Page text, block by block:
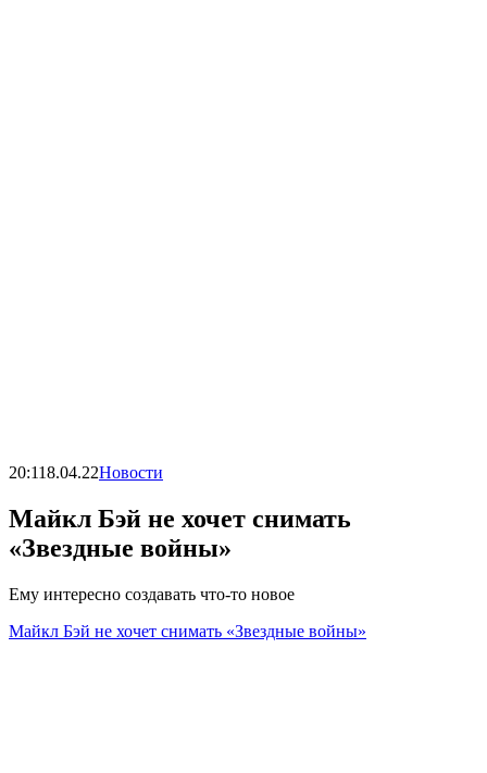
20:118.04.22Новости
Майкл Бэй не хочет снимать
«Звездные войны»
Ему интересно создавать что-то новое
Майкл Бэй не хочет снимать «Звездные войны»